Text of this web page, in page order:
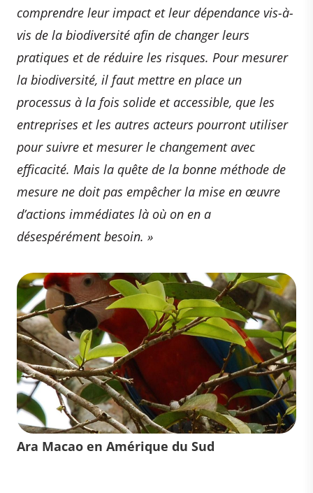
comprendre leur impact et leur dépendance vis-à-
vis de la biodiversité afin de changer leurs
pratiques et de réduire les risques. Pour mesurer
la biodiversité, il faut mettre en place un
processus à la fois solide et accessible, que les
entreprises et les autres acteurs pourront utiliser
pour suivre et mesurer le changement avec
efficacité. Mais la quête de la bonne méthode de
mesure ne doit pas empêcher la mise en œuvre
d’actions immédiates là où on en a
désespérément besoin. »
Ara Macao en Amérique du Sud